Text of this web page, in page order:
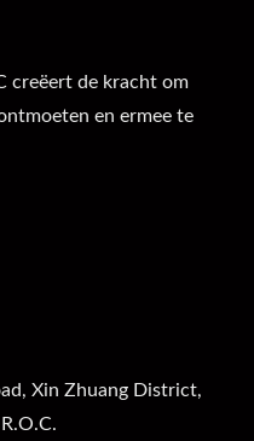
creëert de kracht om
en ermee te
Xin Zhuang District,